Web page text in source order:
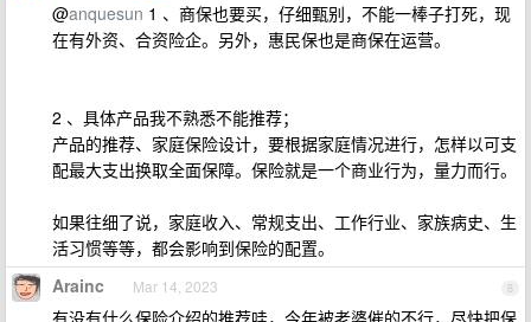
@anquesun 1 、商保也要买，仔细甄别，不能一棒子打死，现
在有外资、合资险企。另外，惠民保也是商保在运营。
2 、具体产品我不熟悉不能推荐；
产品的推荐、家庭保险设计，要根据家庭情况进行，怎样以可支
配最大支出换取全面保障。保险就是一个商业行为，量力而行。
如果往细了说，家庭收入、常规支出、工作行业、家族病史、生
活习惯等等，都会影响到保险的配置。
8
Arainc Mar 14, 2023
有没有什么保险介绍的推荐哇，今年被老婆催的不行，尽快把保